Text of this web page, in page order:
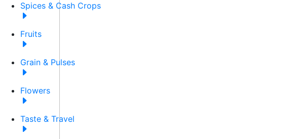
Spices & Cash Crops
Fruits
Grain & Pulses
Flowers
Taste & Travel